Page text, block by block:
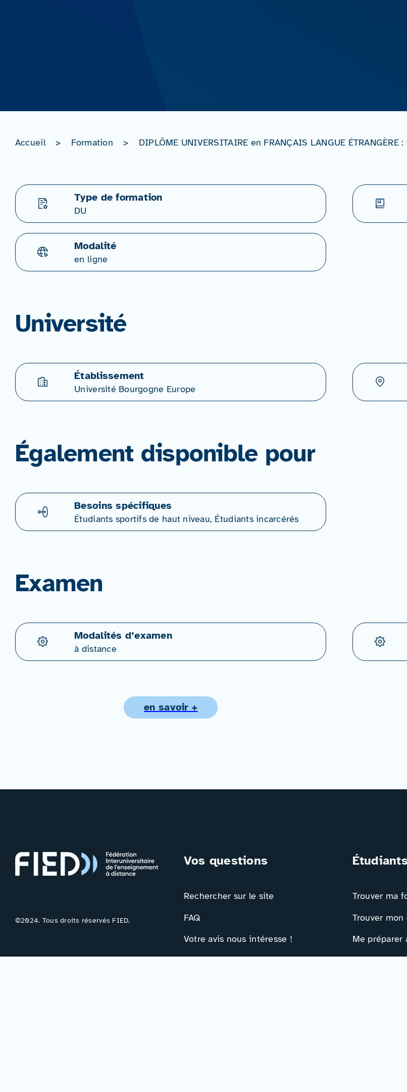
Accueil > Formation > DIPLÔME UNIVERSITAIRE en FRANÇAIS LANGUE
Type de formation
DU
Modalité
en ligne
Université
Établissement
Université Bourgogne Europe
Également disponible pour
Besoins spécifiques
Étudiants sportifs de haut niveau, Étudiants incarcérés
Examen
Modalités d’examen
à distance
en savoir +
©2024. Tous droits réservés FIED.
Vos questions
Rechercher sur le site
FAQ
Votre avis nous intéresse !
Trouver ma
Trouver
Me préparer